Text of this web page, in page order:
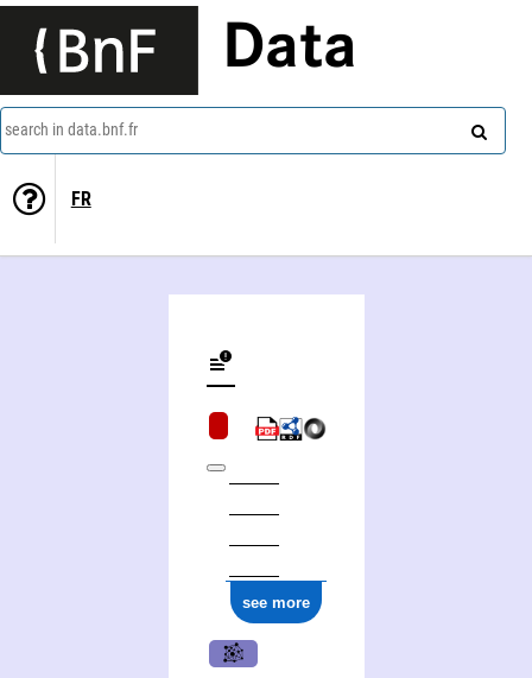
Data
search in data.bnf.fr
FR
see more